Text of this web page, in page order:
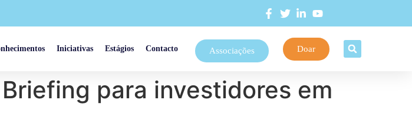
Iniciativas Estágios Contacto Associações Doar
para investidores em